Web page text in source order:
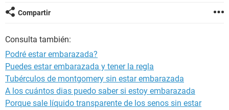
Compartir
Consulta también:
Podré estar embarazada?
Puedes estar embarazada y tener la regla
Tubérculos de montgomery sin estar embarazada
A los cuántos dias puedo saber si estoy embarazada
Porque sale líquido transparente de los senos sin estar